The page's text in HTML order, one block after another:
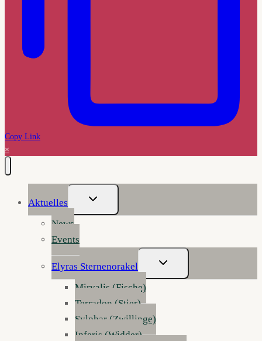
Copy Link
×
Aktuelles
Untermenü
Umschalten
News
Events
Elyras Sternenorakel
Untermenü
Umschalten
Mirvalis (Fische)
Terradon (Stier)
Sylphar (Zwillinge)
Inferis (Widder)